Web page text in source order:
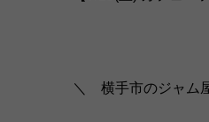
＼ 横手市のジャム